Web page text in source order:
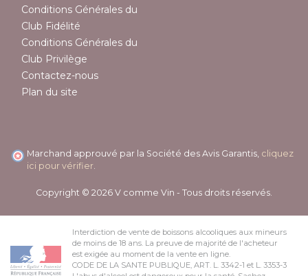
Conditions Générales du
Club Fidélité
Conditions Générales du
Club Privilège
Contactez-nous
Plan du site
Marchand approuvé par la Société des Avis Garantis, cliquez
ici pour vérifier
Copyright © 2026 V comme Vin - Tous droits réservés.
Interdiction de vente de boissons alcooliques aux mineurs
de moins de 18 ans. La preuve de majorité de l'acheteur
est exigée au moment de la vente en ligne.
CODE DE LA SANTE PUBLIQUE, ART. L. 3342-1 et L. 3353-3